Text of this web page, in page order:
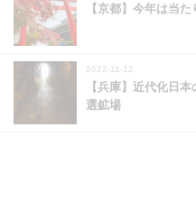
【京都】今年は当
2022-11-12
【兵庫】近代化日
選鉱場